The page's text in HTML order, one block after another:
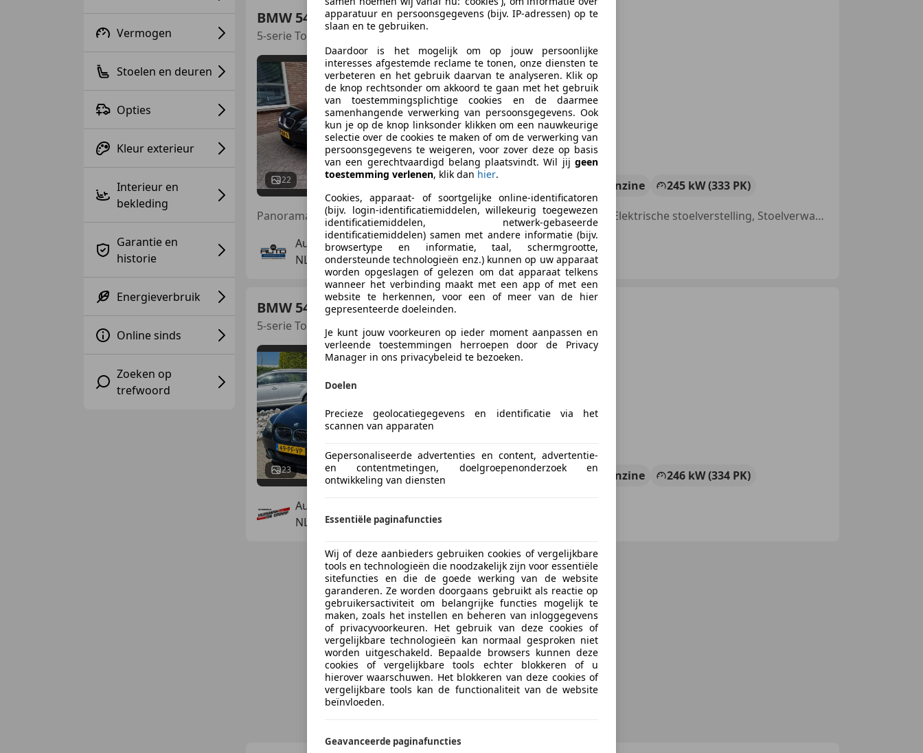
Vermogen
Stoelen en deuren
Opties
Kleur exterieur
Interieur en
bekleding
Garantie en
historie
Energieverbruik
Online sinds
Zoeken op
trefwoord
BMW 545
5-serie Touring 545i Automaat / Leder / Panoramada
22
€ 6.900
Benzine
245 kW (333 PK)
Panorama dak, Centrale deurvergrendeling met afstandsbediening, Elektrische stoelverstelling, Stoelverwarming, Centrale vergrendeling, Navigatiesysteem, Automatische klimaatregeling, Radio
Auto Garderen B.V.
NL-3886 PD GARDEREN
BMW 545
5-serie Touring 545i V8 High Executive 2004 Dealer
23
€ 9.950
06/2004 237.575 km Benzine
246 kW (334 PK)
Autobedrijf Huisman De Graaf
NL-7961 EA RUINERWOLD
apparatuur en persoonsgegevens (bijv. IP-adressen) op te
slaan en te gebruiken.
Daardoor is het mogelijk om op jouw persoonlijke
interesses afgestemde reclame te tonen, onze diensten te
verbeteren en het gebruik daarvan te analyseren. Klik op
de knop rechtsonder om akkoord te gaan met het gebruik
van toestemmingsplichtige cookies en de daarmee
samenhangende verwerking van persoonsgegevens. Ook
kun je op de knop linksonder klikken om een nauwkeurige
selectie over de cookies te maken of om de verwerking van
persoonsgegevens te weigeren, voor zover deze op basis
van een gerechtvaardigd belang plaatsvindt. Wil jij geen
toestemming verlenen, klik dan hier.
Cookies, apparaat- of soortgelijke online-identificatoren
(bijv. login-identificatiemiddelen, willekeurig toegewezen
identificatiemiddelen, netwerk-gebaseerde
identificatiemiddelen) samen met andere informatie (bijv.
browsertype en informatie, taal, schermgrootte,
ondersteunde technologieën enz.) kunnen op uw apparaat
worden opgeslagen of gelezen om dat apparaat telkens
wanneer het verbinding maakt met een app of met een
website te herkennen, voor een of meer van de hier
gepresenteerde doeleinden.
Je kunt jouw voorkeuren op ieder moment aanpassen en
verleende toestemmingen herroepen door de Privacy
Manager in ons privacybeleid te bezoeken.
Doelen
Precieze geolocatiegegevens en identificatie via het
scannen van apparaten
Gepersonaliseerde advertenties en content, advertentie-
en contentmetingen, doelgroepenonderzoek en
ontwikkeling van diensten
Essentiële paginafuncties
Wij of deze aanbieders gebruiken cookies of vergelijkbare
tools en technologieën die noodzakelijk zijn voor essentiële
sitefuncties en die de goede werking van de website
garanderen. Ze worden doorgaans gebruikt als reactie op
gebruikersactiviteit om belangrijke functies mogelijk te
maken, zoals het instellen en beheren van inloggegevens
of privacyvoorkeuren. Het gebruik van deze cookies of
vergelijkbare technologieën kan normaal gesproken niet
worden uitgeschakeld. Bepaalde browsers kunnen deze
cookies of vergelijkbare tools echter blokkeren of u
hierover waarschuwen. Het blokkeren van deze cookies of
vergelijkbare tools kan de functionaliteit van de website
beïnvloeden.
Geavanceerde paginafuncties